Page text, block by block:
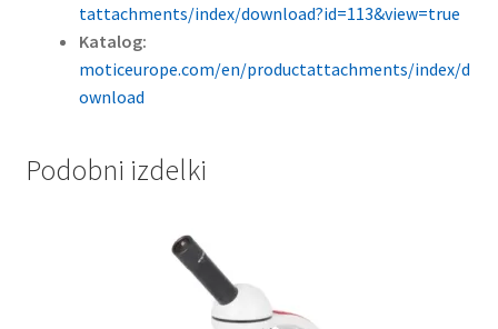
tattachments/index/download?id=113&view=true
Katalog:
moticeurope.com/en/productattachments/index/d
ownload
Podobni izdelki